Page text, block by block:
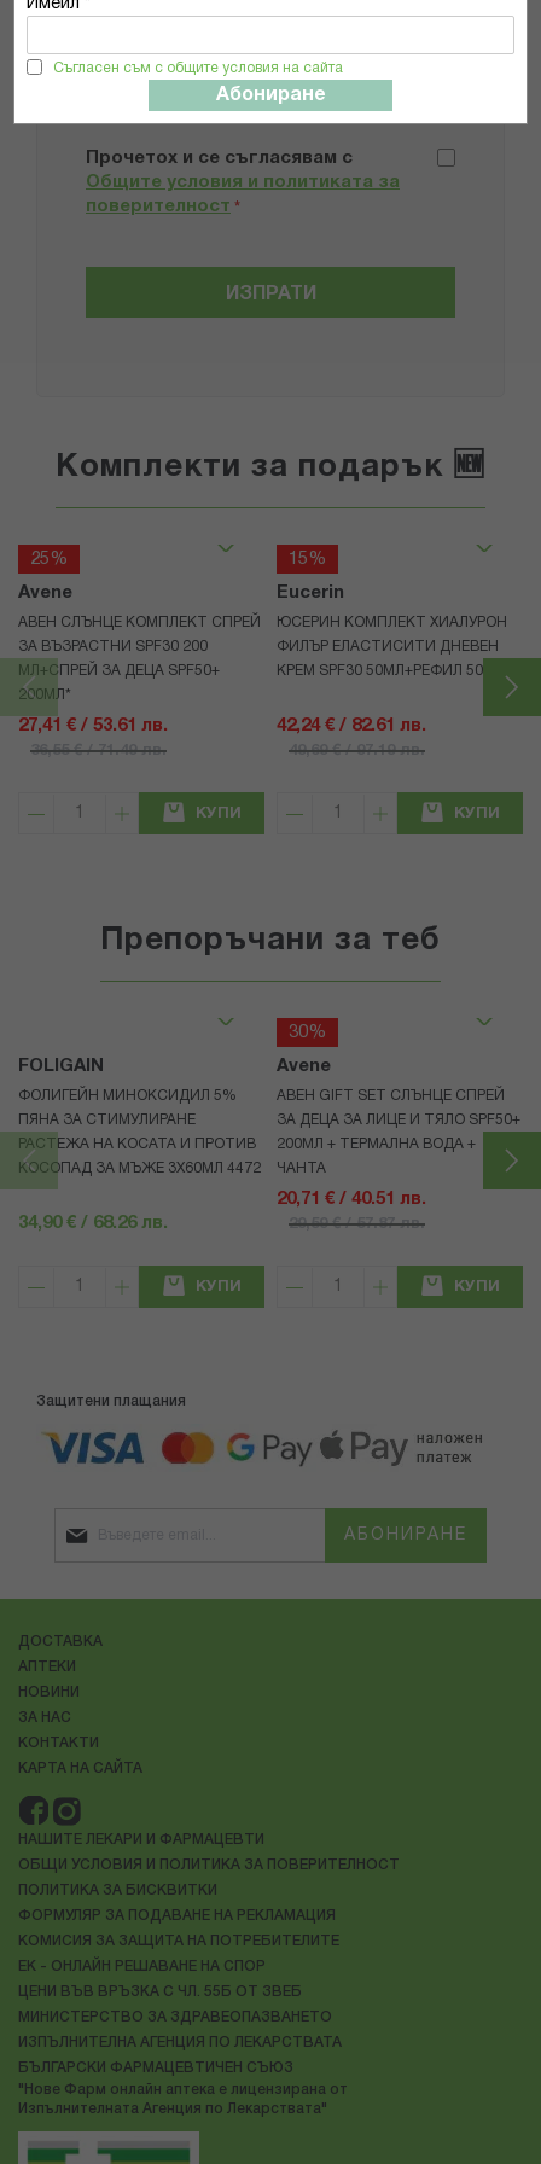
Имейл *
Съгласен съм с общите условия на сайта
Абониране
Добави снимки
Препоръчвам продукта
Прочетох и се съгласявам с
Общите условия и политиката за
поверителност *
ИЗПРАТИ
Комплекти за подарък 🆕
25%
Avene
АВЕН СЛЪНЦЕ КОМПЛЕКТ СПРЕЙ
ЗА ВЪЗРАСТНИ SPF30 200
МЛ+СПРЕЙ ЗА ДЕЦА SPF50+
200МЛ*
27,41 € / 53.61 лв.
36,55 € / 71.49 лв.
КУПИ
15%
Eucerin
ЮСЕРИН КОМПЛЕКТ ХИАЛУРОН
ФИЛЪР ЕЛАСТИСИТИ ДНЕВЕН
КРЕМ SPF30 50МЛ+РЕФИЛ 50МЛ
42,24 € / 82.61 лв.
49,69 € / 97.19 лв.
КУПИ
Препоръчани за теб
FOLIGAIN
ФОЛИГЕЙН МИНОКСИДИЛ 5%
ПЯНА ЗА СТИМУЛИРАНЕ
РАСТЕЖА НА КОСАТА И ПРОТИВ
КОСОПАД ЗА МЪЖЕ 3X60МЛ 4472
34,90 € / 68.26 лв.
КУПИ
30%
Avene
АВЕН GIFT SET СЛЪНЦЕ СПРЕЙ
ЗА ДЕЦА ЗА ЛИЦЕ И ТЯЛО SPF50+
200МЛ + ТЕРМАЛНА ВОДА +
ЧАНТА
20,71 € / 40.51 лв.
29,59 € / 57.87 лв.
КУПИ
Защитени плащания
АБОНИРАНЕ
ДОСТАВКА
АПТЕКИ
НОВИНИ
ЗА НАС
КОНТАКТИ
КАРТА НА САЙТА
НАШИТЕ ЛЕКАРИ И ФАРМАЦЕВТИ
ОБЩИ УСЛОВИЯ И ПОЛИТИКА ЗА ПОВЕРИТЕЛНОСТ
ПОЛИТИКА ЗА БИСКВИТКИ
ФОРМУЛЯР ЗА ПОДАВАНЕ НА РЕКЛАМАЦИЯ
КОМИСИЯ ЗА ЗАЩИТА НА ПОТРЕБИТЕЛИТЕ
ЕК - ОНЛАЙН РЕШАВАНЕ НА СПОР
ЦЕНИ ВЪВ ВРЪЗКА С ЧЛ. 55Б ОТ ЗВЕБ
МИНИСТЕРСТВО ЗА ЗДРАВЕОПАЗВАНЕТО
ИЗПЪЛНИТЕЛНА АГЕНЦИЯ ПО ЛЕКАРСТВАТА
БЪЛГАРСКИ ФАРМАЦЕВТИЧЕН СЪЮЗ
"Нове Фарм онлайн аптека е лицензирана от
Изпълнителната Агенция по Лекарствата"